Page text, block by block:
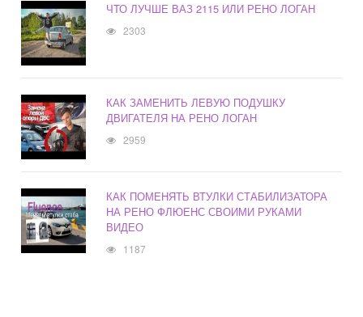
ЧТО ЛУЧШЕ ВАЗ 2115 ИЛИ РЕНО ЛОГАН
2303
КАК ЗАМЕНИТЬ ЛЕВУЮ ПОДУШКУ
ДВИГАТЕЛЯ НА РЕНО ЛОГАН
2959
КАК ПОМЕНЯТЬ ВТУЛКИ СТАБИЛИЗАТОРА
НА РЕНО ФЛЮЕНС СВОИМИ РУКАМИ
ВИДЕО
1187